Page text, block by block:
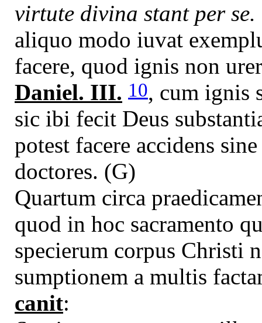
virtute divina stant per se.
aliquo modo iuvat
facere, quod ignis non
Daniel. III. 10, cum ignis
sic ibi fecit Deus
potest facere accidens
doctores. (G)
Quartum circa
quod in hoc sacramento
specierum corpus Christi
sumptionem a multis
canit: